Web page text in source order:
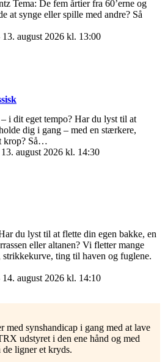
Tema: De fem årtier fra 60’erne og
at synge eller spille med andre? Så
august 2026 kl. 13:00
i dit eget tempo? Har du lyst til at
dig i gang – med en stærkere,
krop? Så…
august 2026 kl. 14:30
du lyst til at flette din egen bakke, en
eller altanen? Vi fletter mange
ting til haven og fuglene.
august 2026 kl. 14:10